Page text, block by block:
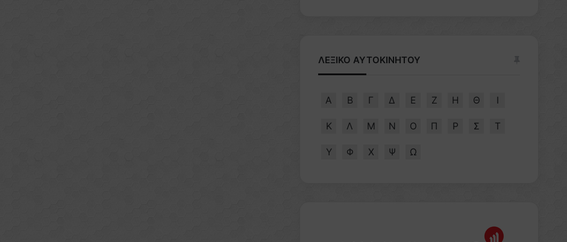
ΛΕΞΙΚΟ ΑΥΤΟΚΙΝΗΤΟΥ
Α Β Γ Δ Ε Ζ Η Θ Ι
Κ Λ Μ Ν Ο Π Ρ Σ Τ
Υ Φ Χ Ψ Ω